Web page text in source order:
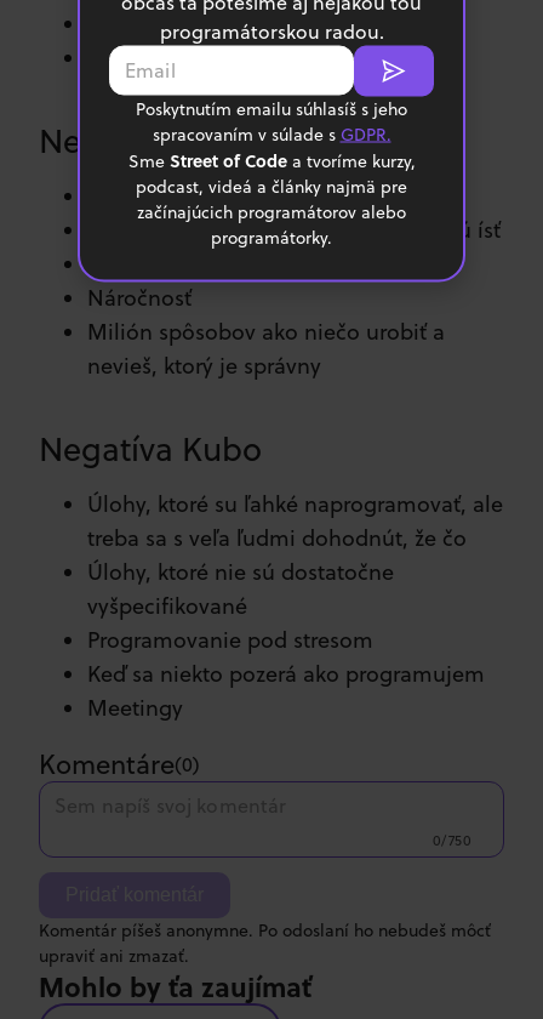
Nekonečné možnosti
Učenie sa nových vecí
Negatíva Gabo
Problémy s vývojovým prostredím
Tutoriály, ktoré časom proste prestanú ísť
Náročnosť
Milión spôsobov ako niečo urobiť a
nevieš, ktorý je správny
Negatíva Kubo
Úlohy, ktoré su ľahké naprogramovať, ale
treba sa s veľa ľudmi dohodnút, že čo
Úlohy, ktoré nie sú dostatočne
vyšpecifikované
Programovanie pod stresom
Keď sa niekto pozerá ako programujem
Meetingy
Komentáre(0)
0/750
Komentár píšeš anonymne. Po odoslaní ho nebudeš môcť
upraviť ani zmazať.
Mohlo by ťa zaujímať
programátorskou radou.
Poskytnutím emailu súhlasíš s jeho
spracovaním v súlade s GDPR.
Sme Street of Codea tvoríme kurzy,
podcast, videá a články najmä pre
začínajúcich programátorov alebo
programátorky.